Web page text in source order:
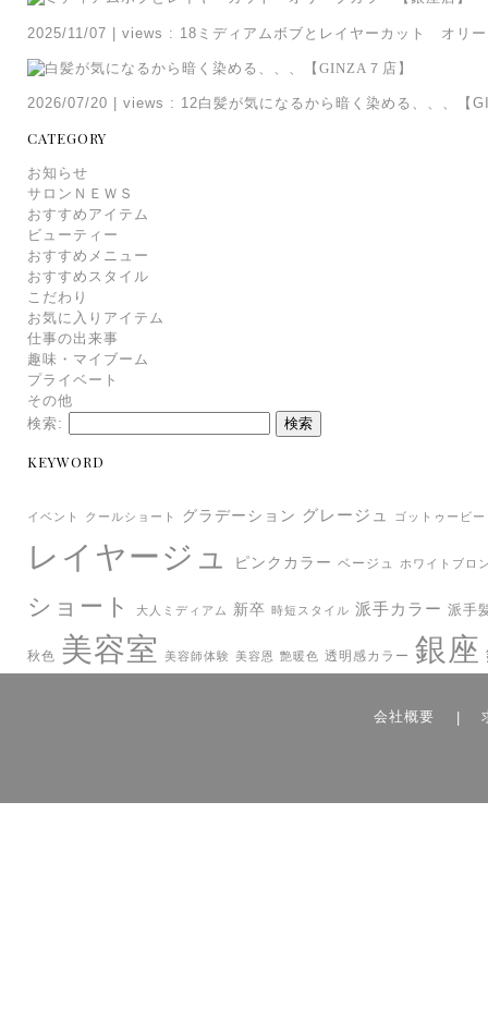
2025/11/07 views : 18 ミディアムボブとレイヤーカット オリ
2026/07/20 views : 12白髪が気になるから暗く染める、、、【
CATEGORY
お知らせ
サロンＮＥＷＳ
おすすめアイテム
ビューティー
おすすめメニュー
おすすめスタイル
こだわり
お気に入りアイテム
仕事の出来事
趣味・マイブーム
プライベート
その他
検索:
KEYWORD
イベント クールショート グラデーション グレージュ ゴットゥービー
レイヤージュ ピンクカラー ベージュ ホワイトブロ
ショート 大人ミディアム 新卒 時短スタイル 派手カラー 派手
秋色 美容室 美容師体験 美容恩 艶暖色 透明感カラー 銀座
会社概要